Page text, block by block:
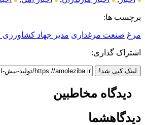
برچسب ها:
مرغ صنعت مرغداری مدیر جهاد
اشتراک گذاری:
لینک کپی شد!
دیدگاه مخاطبین
دیدگاهشما